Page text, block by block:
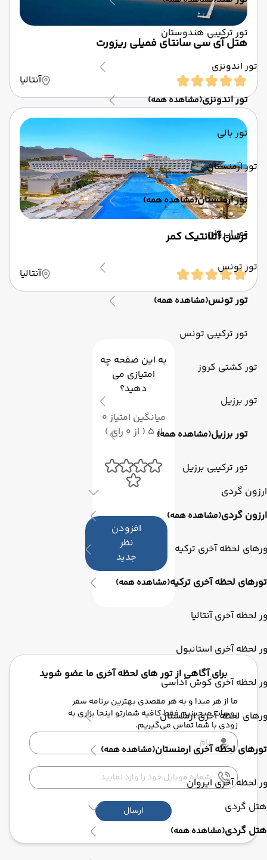
تور ترکیبی هندوستان
تور اندونزی
تور اندونزی(مشاهده همه)
تور بالی
تور ارمنستان
تور ارمنستان(مشاهده همه)
تور ایروان
تور تونس
تور تونس(مشاهده همه)
تور ترکیبی تونس
تور کشتی کروز
تور برزیل
تور برزیل(مشاهده همه)
تور ترکیبی برزیل
ارزون گردی
ارزون گردی(مشاهده همه)
لحظه آخری ترکیه
تورهای لحظه آخری ترکیه(مشاهده همه)
لحظه آخری آنتالیا
لحظه آخری استانبول
لحظه آخری کوش آداسی
لحظه آخری ارمنستان
تورهای لحظه آخری ارمنستان(مشاهده همه)
لحظه آخری ایروان
هتل گردی
هتل گردی(مشاهده همه)
هتل آی سی سانتای فمیلی ریزورت
آنتالیا
ترنس آتلانتیک کمر
آنتالیا
به این صفحه چه
امتیازی می
دهید؟
میانگین امتیاز 0
از 5 ( از 0 رای )
افزودن
نظر
جدید
برای آگاهی از تور های لحظه آخری ما عضو شوید
ما از هر مبدا و به هر مقصدی بهترین برنامه سفر
رو برات میچینیم فقط کافیه شمارتو اینجا بزاری به
زودی با شما تماس می‌گیریم.
ارسال